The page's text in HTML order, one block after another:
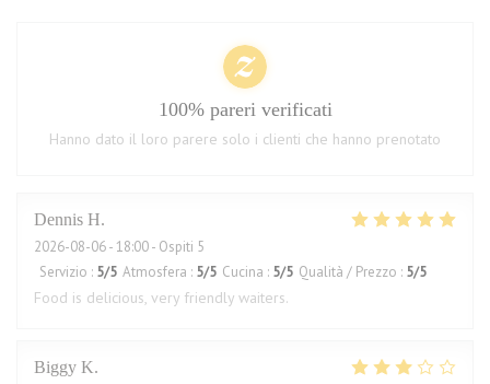
Dennis H
2026-08-06- 18:00 - Ospiti 5
Servizio : 5/5 Atmosfera : 5/5 Cucina : 5/5 Qualità / Prezzo : 5/5
Food is delicious, very friendly waiters.
Biggy K
100% pareri verificati
Hanno dato il loro parere solo i clienti che hanno prenotato